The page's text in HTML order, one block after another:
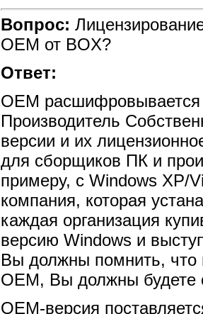
Вопрос:
ОЕМ от BOX?
Ответ:
OEM
Производитель
версии и их
для сборщиков ПК и
примеру, с Windows XP/
компания, которая
каждая организация
версию Windows и
Вы должны помнить, что
OEM, Вы должны будете
OEM-версия